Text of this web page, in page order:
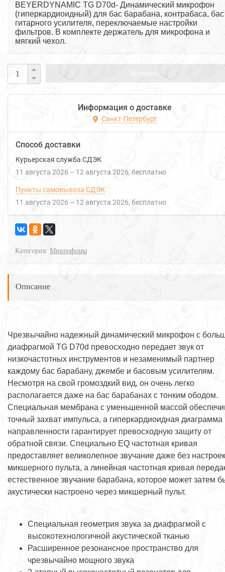
BEYERDYNAMIC TG D70d- Динамический микрофон
(гиперкардиоидный) для бас барабана, контрабаса, бас
гитарного усилителя, переключаемые настройки
фильтров. В комплекте держатель для микрофона и
мягкий чехол.
Купить
Информация о доставке
Санкт-Петербург
Способ доставки
Курьерская служба СДЭК
11 августа 2026 – 12 августа 2026 Бесплатно
Пункты самовывоза СДЭК
11 августа 2026 – 12 августа 2026 Бесплатно
Категория: Микрофоны
Описание
Чрезвычайно надежный динамический микрофон с
диафрагмой TG D70d превосходно передает звук от
низкочастотных инструментов и незаменимый партнер
каждому бас барабану, джембе и басовым усилителям.
Несмотря на свой громоздкий вид, он очень легко
располагается даже на бас барабанах с тонким ободом.
Специальная мембрана с уменьшенной массой
точный захват импульса, а гиперкардиоидная диаграмма
направленности гарантирует превосходную защиту от
обратной связи. Специально EQ частотная кривая
предоставляет великолепное звучание даже без настроек
микшерного пульта, а линейная частотная кривая
естественное звучание барабана, которое может затем
акустически настроено через микшерный пульт.
Специальная геометрия звука за диафрагмой с
высокотехнологичной акустической тканью
Расширенное резонансное пространство для
чрезвычайно мощного звука